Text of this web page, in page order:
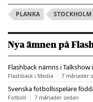
PLANKA STOCKHOLM
Nya ämnen på
Flashback nämns i
Flashback i Media 7 månader
Svenska fotbollsspelare
Fotboll 7 månader sedan